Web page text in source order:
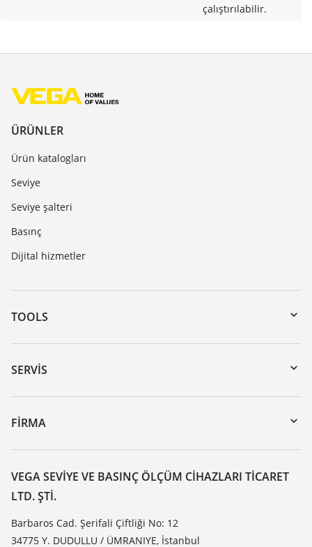
çalıştırılabilir.
ÜRÜNLER
Ürün katalogları
Seviye
Seviye şalteri
Basınç
Dijital hizmetler
TOOLS
Download’lar
Seri numarası girerek cihaz arama
DTM Collection/PACTware
SERVIS
Cihazının geri gönderimi
Seminerler
Dirençlilik listesi
Dielektrisite listesi
TeamViewer
FIRMA
VEGA hakkında
Iletisim
Haber makaleleri
Basin
VEGA SEVIYE VE BASINÇ ÖLÇÜM CIHAZLARI TICARET
LTD. ŞTI.
Barbaros Cad. Şerifali Çiftliği No: 12
34775 Y. DUDULLU / ÜMRANIYE, İstanbul